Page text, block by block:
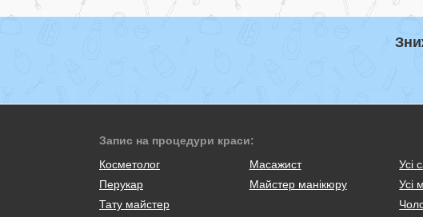
Запис на процедури краси:
Косметолог
Масажист
Перукар
Майстер манікюру
Тату майстер
Усі
Усі